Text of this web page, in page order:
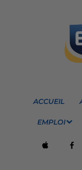
ACCUEIL
EMPLOI